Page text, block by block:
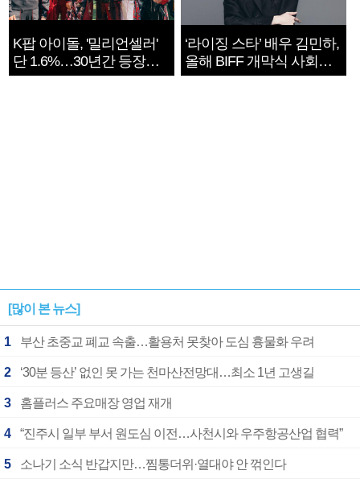
K팝 아이돌, '밀리언셀러'
단 1.6%…30년간 등장
1182개팀 전수조사
‘라이징 스타’ 배우 김민하,
올해 BIFF 개막식 사회자
확정
[많이 본 뉴스]
1 부산 초중교 폐교 속출…활용처 못찾아 도심 흉물화 우려
2 ‘30분 등산’ 없인 못 가는 천마산전망대…최소 1년 고생길
3 홈플러스 주요매장 영업 재개
4 “진주시 일부 부서 원도심 이전…사천시와 우주항공산업 협력”
5 소나기 소식 반갑지만…찜통더위·열대야 안 꺾인다